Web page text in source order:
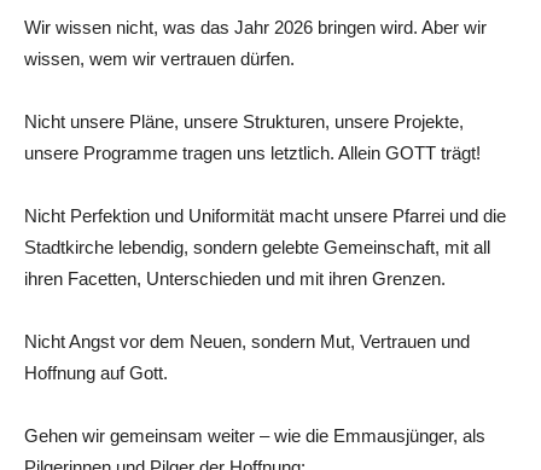
Wir wissen nicht, was das Jahr 2026 bringen wird. Aber wir
wissen, wem wir vertrauen dürfen.
Nicht unsere Pläne, unsere Strukturen, unsere Projekte,
unsere Programme tragen uns letztlich. Allein GOTT trägt!
Nicht Perfektion und Uniformität macht unsere Pfarrei und die
Stadtkirche lebendig, sondern gelebte Gemeinschaft, mit all
ihren Facetten, Unterschieden und mit ihren Grenzen.
Nicht Angst vor dem Neuen, sondern Mut, Vertrauen und
Hoffnung auf Gott.
Gehen wir gemeinsam weiter – wie die Emmausjünger, als